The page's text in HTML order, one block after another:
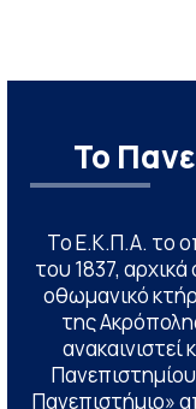
Το
Το Ε.Κ.Π.Α. το
του 1837,
οθωμανικό
της
ανακαινιστεί
Πανεπιστήμιο»